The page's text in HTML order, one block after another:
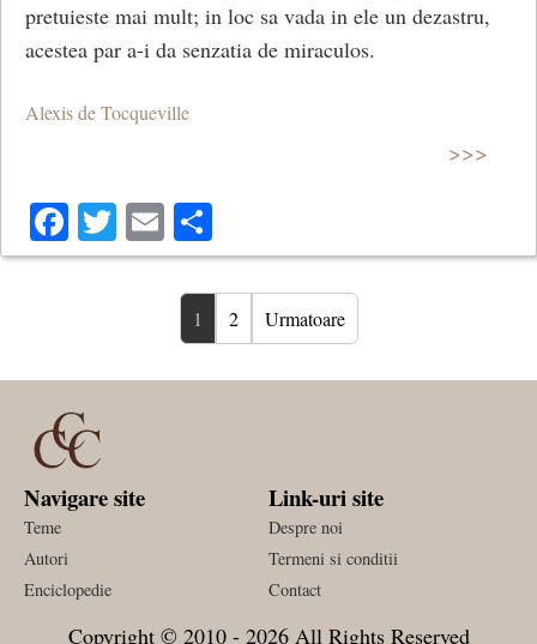
pretuieste mai mult; in loc sa vada in ele un dezastru,
acestea par a-i da senzatia de miraculos.
Alexis de Tocqueville
>>>
Facebook
Twitter
Email
1 2 Urmatoare
Navigare site
Teme
Autori
Enciclopedie
Link-uri site
Despre noi
Termeni si conditii
Contact
Copyright © 2010 - 2026 All Rights Reserved